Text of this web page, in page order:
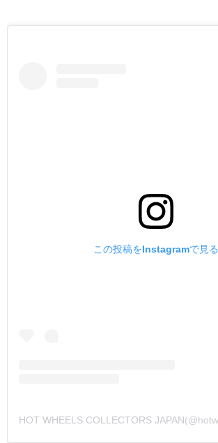
この投稿をInstagramで見る